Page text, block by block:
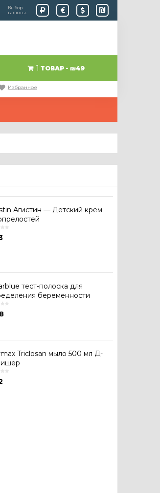
Выбор
валюты:
1 ТОВАР ₪49
Избранное
Агистин — Детский крем
тест-полоска для
беременности
Triclosan мыло 500 мл Д-